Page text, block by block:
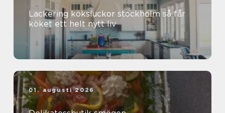
Lackering köksluckor stockholm så får
köket ett helt nytt liv
01. augusti 2026